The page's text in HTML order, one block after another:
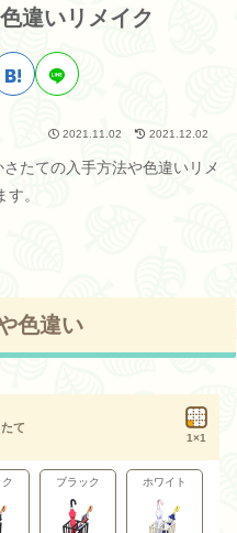
違いリメイク
2021.11.02 2021.12.02
たての入手方法や色違いリメ
。
色違い
て
1×1
ブラック ホワイト